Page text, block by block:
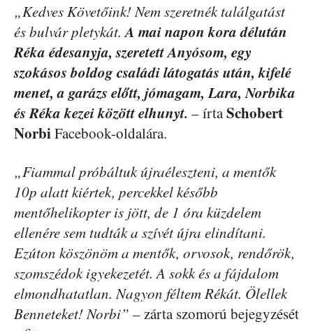
„Kedves Követőink! Nem szeretnék találgatást
és bulvár pletykát.A mai napon kora délután
Réka édesanyja, szeretett Anyósom, egy
szokásos boldog családi látogatás után, kifelé
menet, a garázs előtt, jómagam, Lara, Norbika
és Réka kezei között elhunyt. – írtaSchobert
NorbiFacebook-oldalára.
„Fiammal próbáltuk újraéleszteni, a mentők
10p alatt kiértek, percekkel később
mentőhelikopter is jött, de 1 óra küzdelem
ellenére sem tudták a szívét újra elindítani.
Ezúton köszönöm a mentők, orvosok, rendőrök,
szomszédok igyekezetét. A sokk és a fájdalom
elmondhatatlan. Nagyon féltem Rékát. Ölellek
Benneteket! Norbi” – zárta szomorú bejegyzését